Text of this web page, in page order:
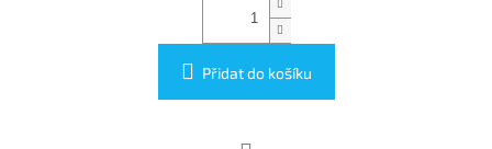
Přidat do košíku